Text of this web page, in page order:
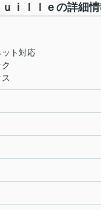
ｉｌｌｅの詳細
ト対応